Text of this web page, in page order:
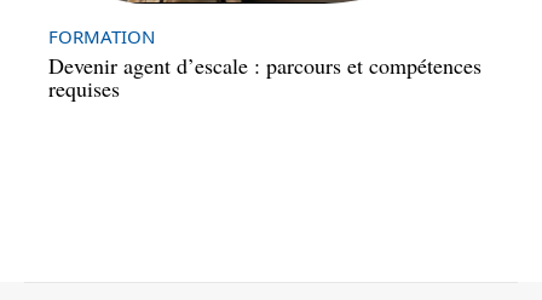
FORMATION
Devenir agent d’escale : parcours et compétences
requises